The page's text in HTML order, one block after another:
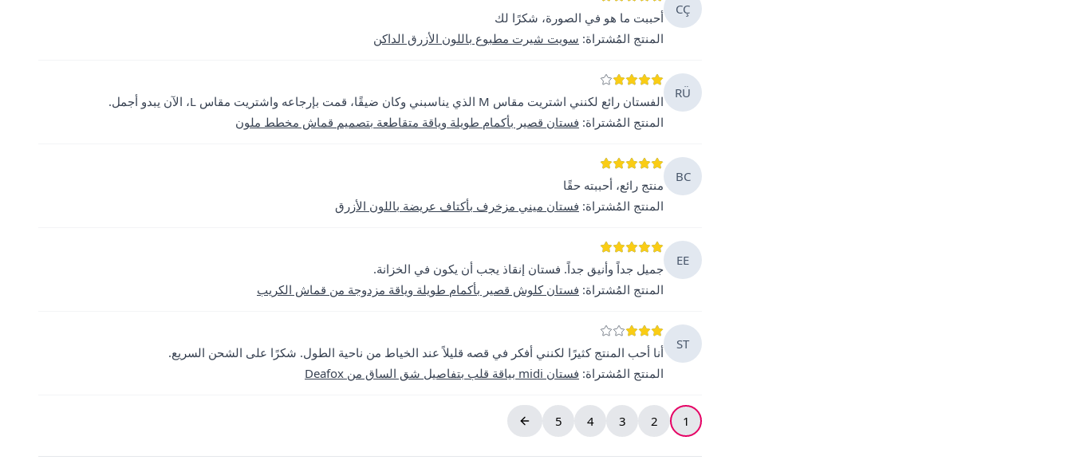
CÇ
أحببت ما هو في الصورة، شكرًا لك
المنتج المُشتراة: سويت شيرت مطبوع باللون الأزرق الداكن
RÜ
الفستان رائع لكنني اشتريت مقاس M الذي يناسبني وكان ضيقًا، قمت بإرجاعه واشتريت مقاس L، الآن يبدو أجمل.
المنتج المُشتراة: فستان قصير بأكمام طويلة وياقة متقاطعة بتصميم قماش مخطط ملون
BC
منتج رائع، أحببته حقًا
المنتج المُشتراة: فستان ميني مزخرف بأكتاف عريضة باللون الأزرق
EE
جميل جداً وأنيق جداً. فستان إنقاذ يجب أن يكون في الخزانة.
المنتج المُشتراة: فستان كلوش قصير بأكمام طويلة وياقة مزدوجة من قماش الكريب
ST
أنا أحب المنتج كثيرًا لكنني أفكر في قصه قليلاً عند الخياط من ناحية الطول. شكرًا على الشحن السريع.
المنتج المُشتراة: فستان midi بياقة قلب بتفاصيل شق الساق من Deafox
1
2
3
4
5